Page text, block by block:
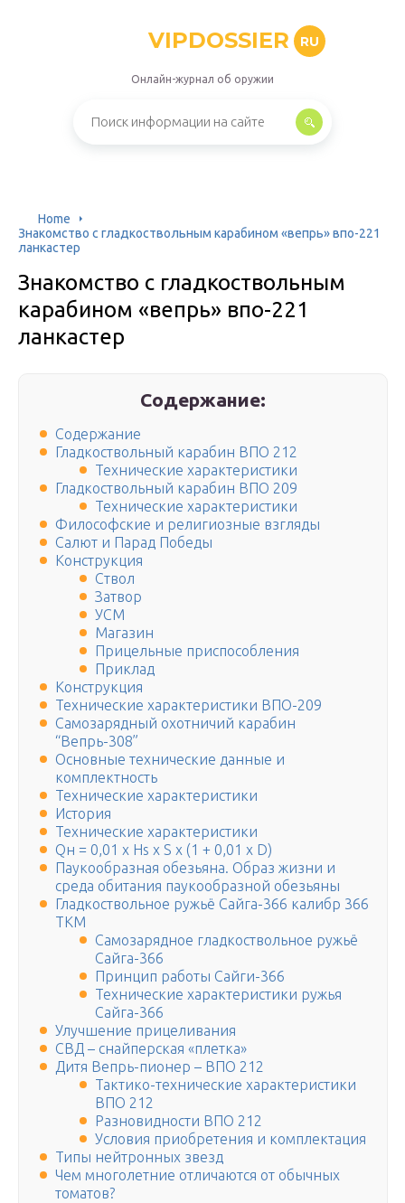
VIPDOSSIER RU
Онлайн-журнал об оружии
Home
Знакомство с гладкоствольным карабином «вепрь» впо-221
ланкастер
Знакомство с гладкоствольным
карабином «вепрь» впо-221
ланкастер
Содержание:
Содержание
Гладкоствольный карабин ВПО 212
Технические характеристики
Гладкоствольный карабин ВПО 209
Технические характеристики
Философские и религиозные взгляды
Салют и Парад Победы
Конструкция
Ствол
Затвор
УСМ
Магазин
Прицельные приспособления
Приклад
Конструкция
Технические характеристики ВПО-209
Самозарядный охотничий карабин
“Вепрь-308”
Основные технические данные и
комплектность
Технические характеристики
История
Технические характеристики
Qн = 0,01 x Hs x S x (1 + 0,01 x D)
Паукообразная обезьяна. Образ жизни и
среда обитания паукообразной обезьяны
Гладкоствольное ружьё Сайга-366 калибр 366
ТКМ
Самозарядное гладкоствольное ружьё
Сайга-366
Принцип работы Сайги-366
Технические характеристики ружья
Сайга-366
Улучшение прицеливания
СВД – снайперская «плетка»
Дитя Вепрь-пионер – ВПО 212
Тактико-технические характеристики
ВПО 212
Разновидности ВПО 212
Условия приобретения и комплектация
Типы нейтронных звезд
Чем многолетние отличаются от обычных
томатов?